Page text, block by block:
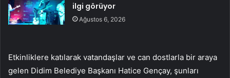
ilgi görüyor
Ağustos 6, 2026
Etkinliklere katılarak vatandaşlar ve can dostlarla bir araya
gelen Didim Belediye Başkanı Hatice Gençay, şunları